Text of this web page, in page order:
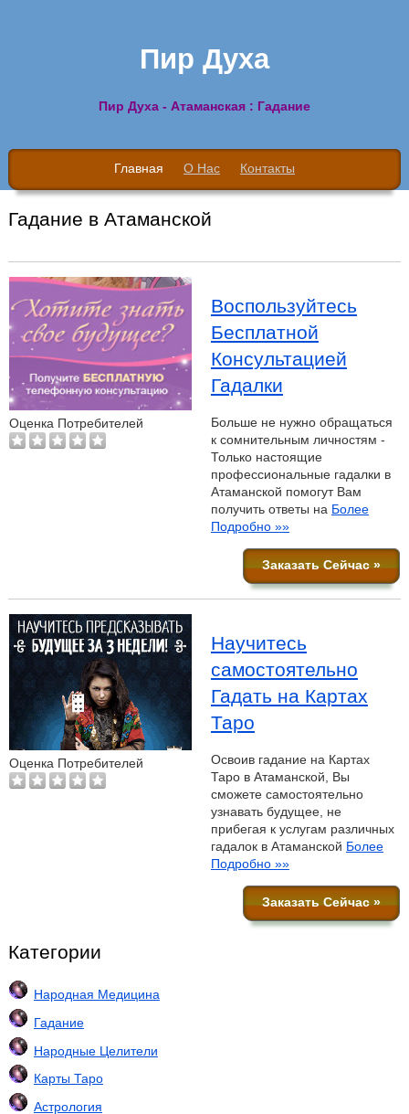
Пир Духа
Пир Духа - Атаманская : Гадание
Главная О Нас Контакты
Гадание в Атаманской
Оценка Потребителей
Воспользуйтесь
Бесплатной
Консультацией
Гадалки
Больше не нужно обращаться
к сомнительным личностям -
Только настоящие
профессиональные гадалки в
Атаманской помогут Вам
получить ответы на Более
Подробно »»
Заказать Сейчас »
Оценка Потребителей
Научитесь
самостоятельно
Гадать на Картах
Таро
Освоив гадание на Картах
Таро в Атаманской, Вы
сможете самостоятельно
узнавать будущее, не
прибегая к услугам различных
гадалок в Атаманской Более
Подробно »»
Заказать Сейчас »
Категории
Народная Медицина
Гадание
Народные Целители
Карты Таро
Астрология